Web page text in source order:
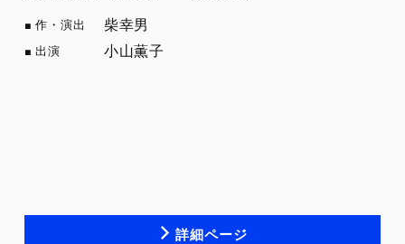
作・演出 柴幸男
出演 小山薫子
詳細ページ